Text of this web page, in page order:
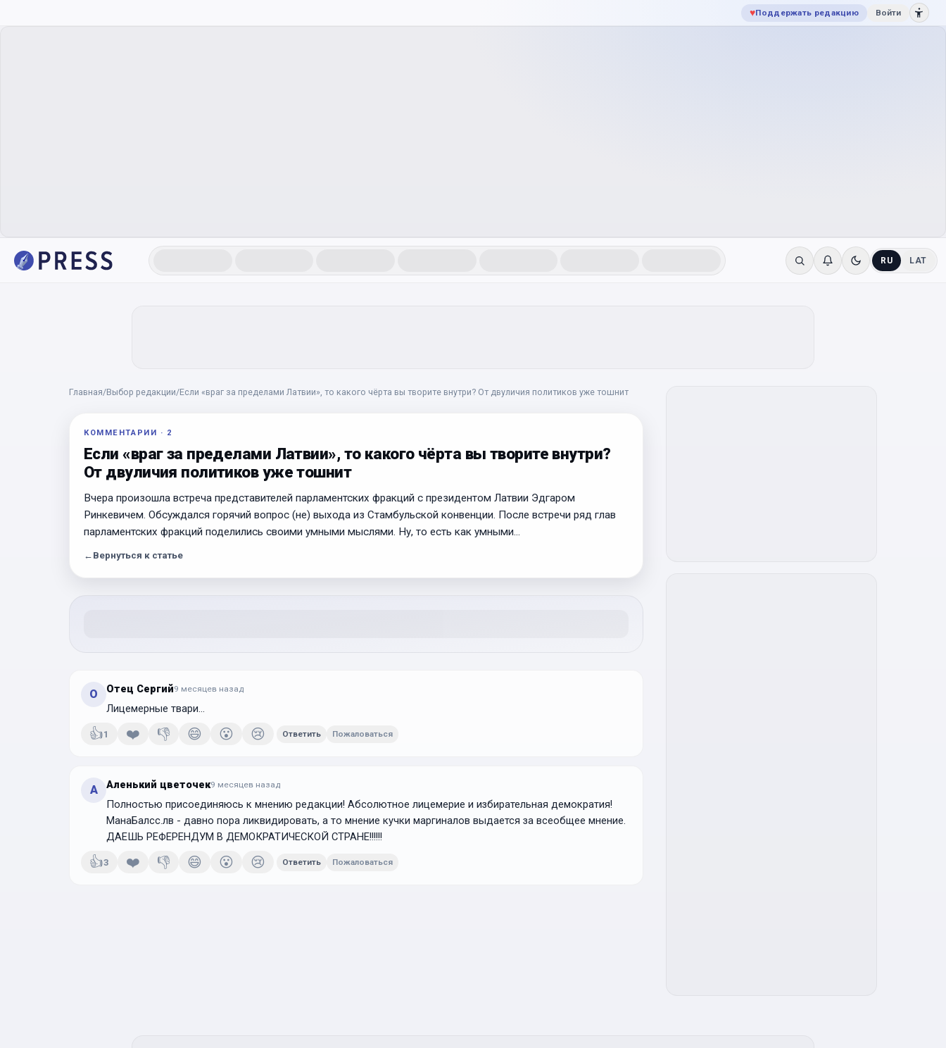
♥Поддержать редакцию Войти
RU LAT
Главная/Выбор редакции/Если «враг за пределами Латвии», то какого чёрта вы творите внутри? От двуличия политиков уже тошнит
КОММЕНТАРИИ · 2
Если «враг за пределами Латвии», то какого чёрта вы творите внутри?
От двуличия политиков уже тошнит
Вчера произошла встреча представителей парламентских фракций с президентом Латвии Эдгаром
Ринкевичем. Обсуждался горячий вопрос (не) выхода из Стамбульской конвенции. После встречи ряд глав
парламентских фракций поделились своими умными мыслями. Ну, то есть как умными…
← Вернуться к статье
О Отец Сергий9 месяцев назад
Лицемерные твари...
👍1 ❤️ 👎 😄 😮 😢 Ответить Пожаловаться
А Аленький цветочек9 месяцев назад
Полностью присоединяюсь к мнению редакции! Абсолютное лицемерие и избирательная демократия!
МанаБалсс.лв - давно пора ликвидировать, а то мнение кучки маргиналов выдается за всеобщее мнение.
ДАЕШЬ РЕФЕРЕНДУМ В ДЕМОКРАТИЧЕСКОЙ СТРАНЕ!!!!!!
👍3 ❤️ 👎 😄 😮 😢 Ответить Пожаловаться